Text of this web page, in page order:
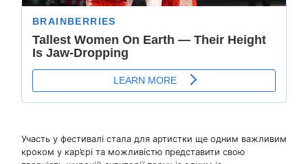
Участь у фестивалі стала для артистки ще одним важливим
кроком у кар’єрі та можливістю представити свою